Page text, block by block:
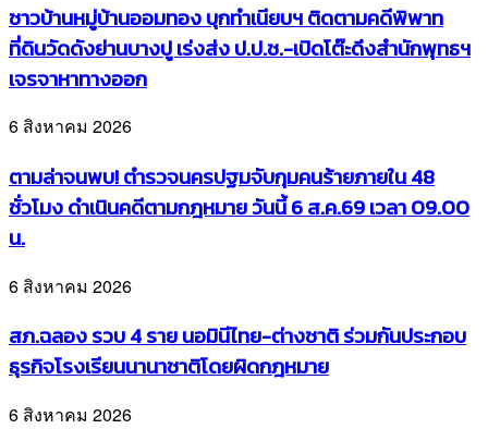
ชาวบ้านหมู่บ้านออมทอง บุกทำเนียบฯ ติดตามคดีพิพาท
ที่ดินวัดดังย่านบางปู เร่งส่ง ป.ป.ช.-เปิดโต๊ะดึงสำนักพุทธฯ
เจรจาหาทางออก
6 สิงหาคม 2026
ตามล่าจนพบ! ตำรวจนครปฐมจับกุมคนร้ายภายใน 48
ชั่วโมง ดำเนินคดีตามกฎหมาย วันนี้ 6 ส.ค.69 เวลา 09.00
น.
6 สิงหาคม 2026
สภ.ฉลอง รวบ 4 ราย นอมินีไทย-ต่างชาติ ร่วมกันประกอบ
ธุรกิจโรงเรียนนานาชาติโดยผิดกฎหมาย
6 สิงหาคม 2026